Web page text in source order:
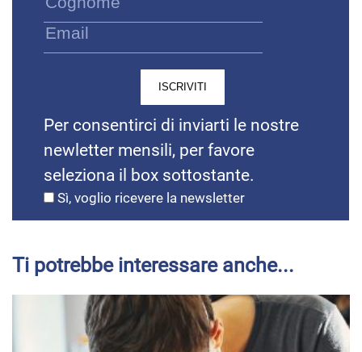
Per consentirci di inviarti le nostre
newletter mensili, per favore
seleziona il box sottostante.
Sì, voglio ricevere la newsletter
Ti potrebbe interessare anche...